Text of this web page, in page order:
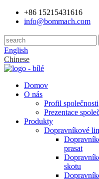
+86 15215431616
info@bommach.com
English
Chinese
Domov
O nás
Profil společnosti
Prezentace
Produkty
Dopravníkové
prasat
skotu